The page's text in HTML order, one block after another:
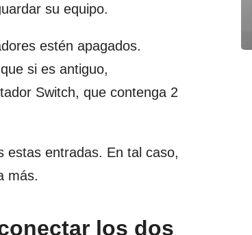
su equipo.
estén apagados.
si es antiguo,
Switch, que contenga 2
estas entradas. En tal caso,
más.
los dos